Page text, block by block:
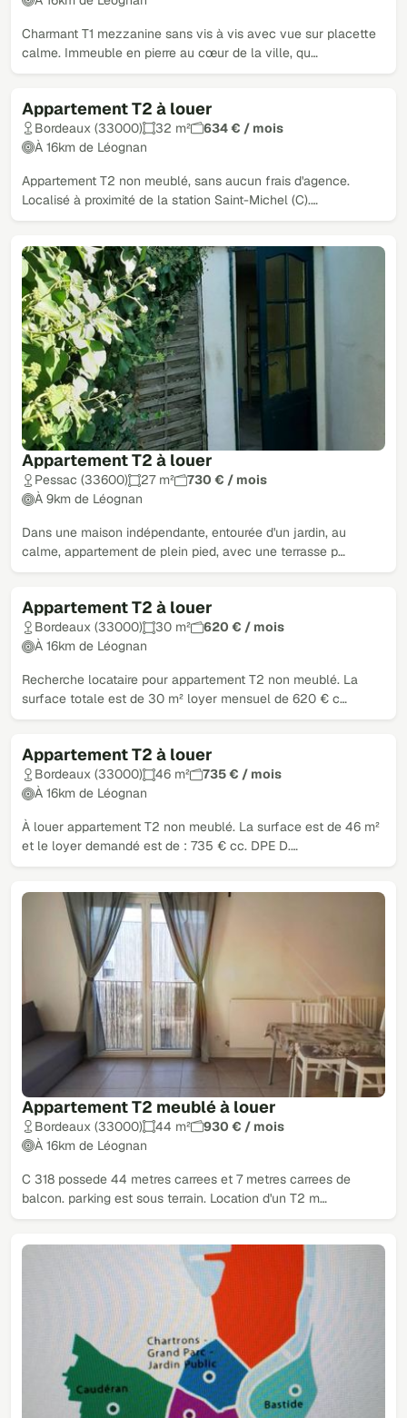
Charmant T1 mezzanine sans vis à vis avec vue sur placette
calme. Immeuble en pierre au cœur de la ville, qu…
Appartement T2 à louer
Bordeaux (33000) 32 m²
634 € / mois
À 16km de Léognan
Appartement T2 non meublé, sans aucun frais d'agence.
Localisé à proximité de la station Saint-Michel (C).…
Appartement T2 à louer
Pessac (33600) 27 m²
730 € / mois
À 9km de Léognan
Dans une maison indépendante, entourée d'un jardin, au
calme, appartement de plein pied, avec une terrasse p…
Appartement T2 à louer
Bordeaux (33000) 30 m²
620 € / mois
À 16km de Léognan
Recherche locataire pour appartement T2 non meublé. La
surface totale est de 30 m² loyer mensuel de 620 € c…
Appartement T2 à louer
Bordeaux (33000) 46 m²
735 € / mois
À 16km de Léognan
À louer appartement T2 non meublé. La surface est de 46 m²
et le loyer demandé est de : 735 € cc. DPE D.…
Appartement T2 meublé à louer
Bordeaux (33000) 44 m²
930 € / mois
À 16km de Léognan
C 318 possede 44 metres carrees et 7 metres carrees de
balcon. parking est sous terrain. Location d'un T2 m…